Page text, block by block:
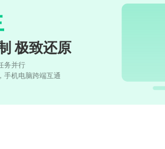
极致还原
务并行
手机电脑跨端互通